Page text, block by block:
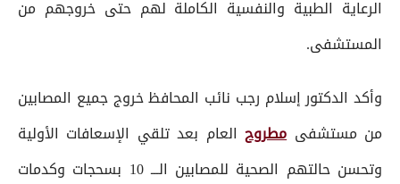
الرعاية الطبية والنفسية الكاملة لهم حتى خروجهم من
المستشفى.
وأكد الدكتور إسلام رجب نائب المحافظ خروج جميع المصابين
من مستشفىمطروحالعام بعد تلقي الإسعافات الأولية
وتحسن حالتهم الصحية للمصابين الـــ 10 بسحجات وكدمات